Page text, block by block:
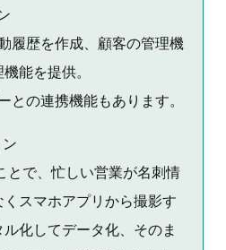
履歴を作成、顧客の管理機
能を提供。
との連携機能もあります。
とで、忙しい営業が名刺情
スマホアプリから撮影す
化してデータ化、そのま